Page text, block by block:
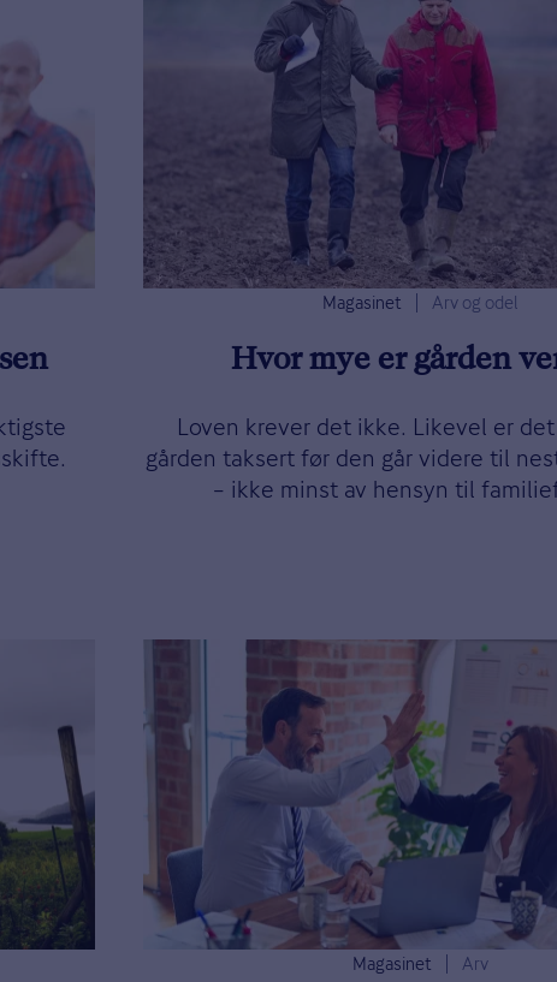
Magasinet Arv og odel
Hvor mye er gården
Loven krever det ikke. Likevel er
gården taksert før den går videre til
– ikke minst av hensyn til
Magasinet Arv